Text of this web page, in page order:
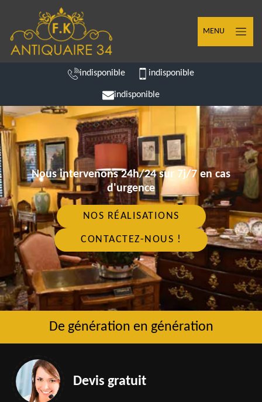
MENU
indisponible indisponible
indisponible
Nous intervenons 24h/24 sur 7j/7 en cas
d'urgence
NOS RÉALISATIONS
CONTACTEZ-NOUS !
De génération en génération
Devis gratuit